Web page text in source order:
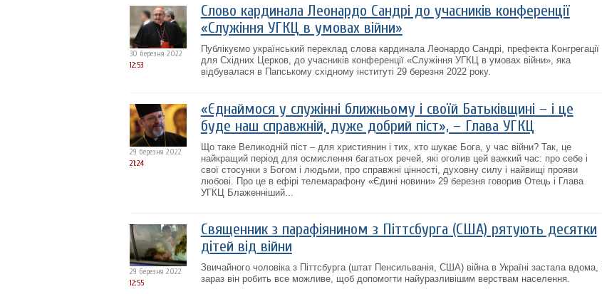
30 березня 2022
12:53
Слово кардинала Леонардо Сандрі до учасників конференції
«Служіння УГКЦ в умовах війни»
Публікуємо український переклад слова кардинала Леонардо Сандрі, префекта Конгрегації
для Східних Церков, до учасників конференції «Служіння УГКЦ в умовах війни», яка
відбувалася в Папському східному інституті 29 березня 2022 року.
29 березня 2022
21:24
«Єднаймося у служінні ближньому і своїй Батьківщині – і це
буде наш справжній, дуже добрий піст», – Глава УГКЦ
Що таке Великодній піст – для християнин і тих, хто шукає Бога, у час війни? Так, це
найкращий період для осмислення багатьох речей, які оголив цей важкий час: про себе і
свої стосунки з Богом і людьми, про справжні цінності, духовну силу і найвищі прояви
любові. Про це в ефірі телемарафону «Єдині новини» 29 березня говорив Отець і Глава
УГКЦ Блаженніший...
29 березня 2022
12:55
Священник з парафіянином з Піттсбурга (США) рятують десятки
дітей від війни
Звичайного чоловіка з Піттсбурга (штат Пенсильванія, США) війна в Україні застала вдома, і
зараз він робить все можливе, щоб допомогти найуразливішим верствам населення.